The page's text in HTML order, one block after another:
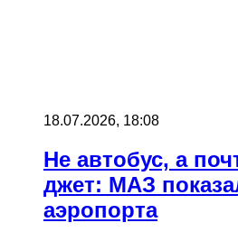
18.07.2026, 18:08
Не автобус, а
джет: МАЗ
аэропорта